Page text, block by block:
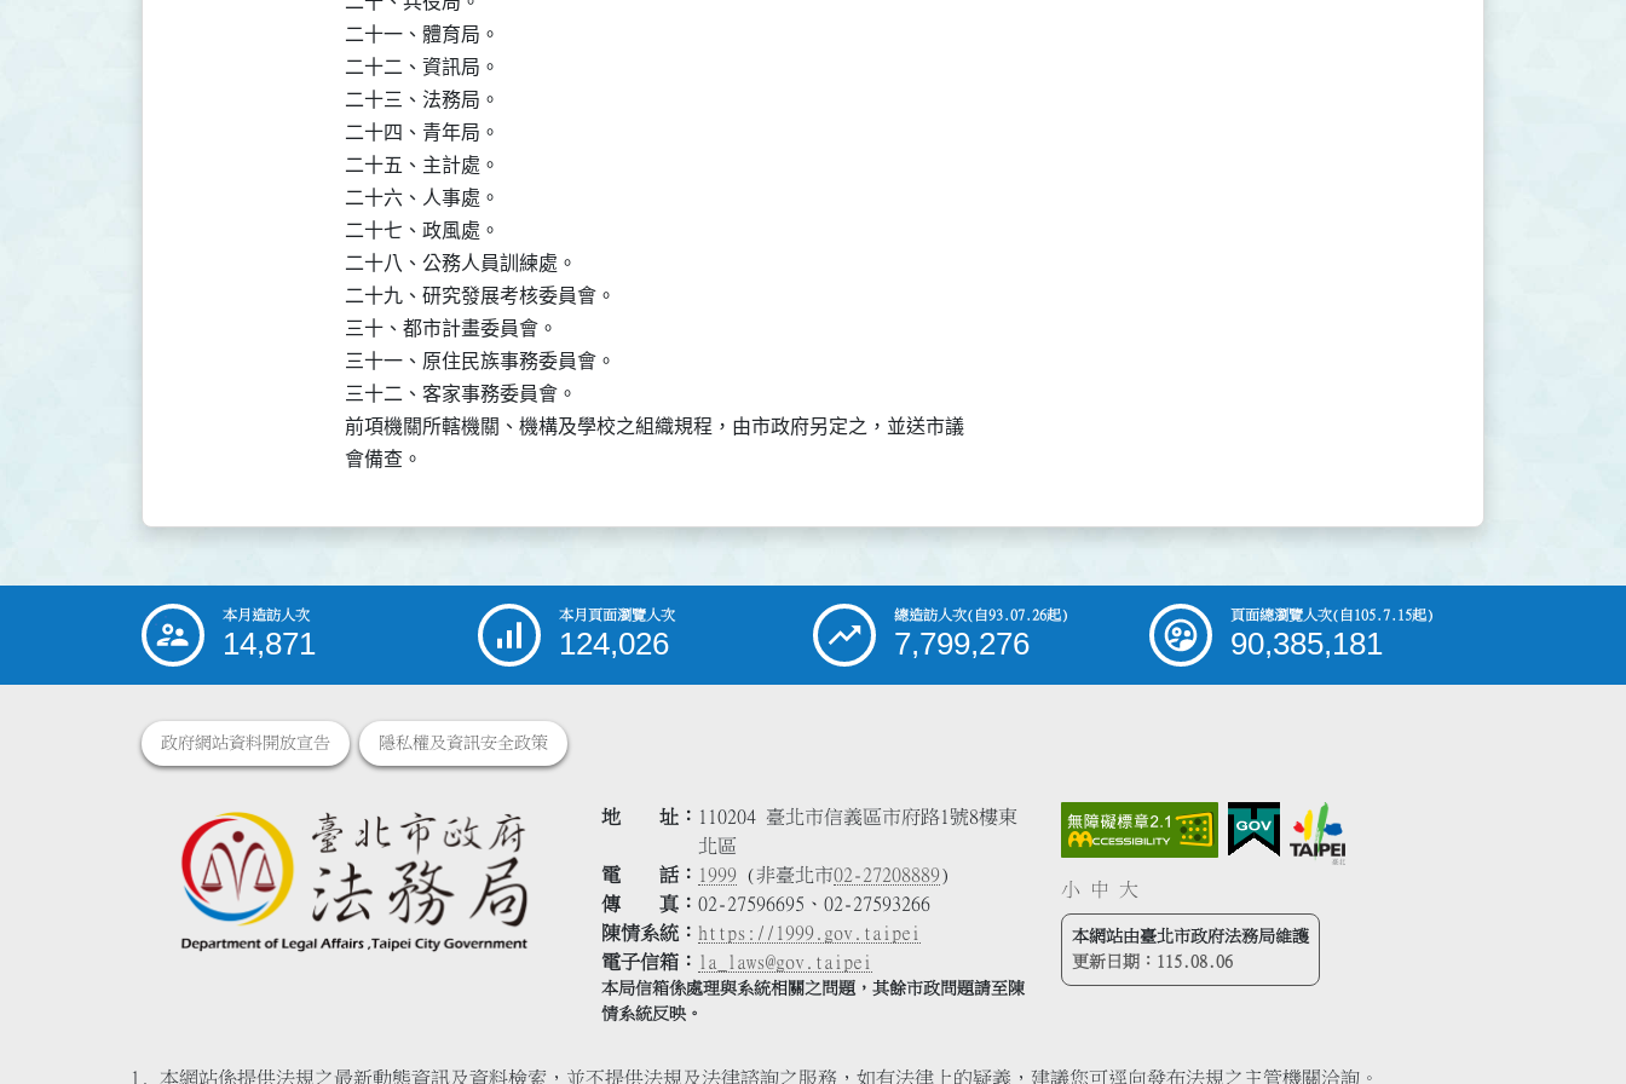
二十一、體育局。
二十二、資訊局。
二十三、法務局。
二十四、青年局。
二十五、主計處。
二十六、人事處。
二十七、政風處。
二十八、公務人員訓練處。
二十九、研究發展考核委員會。
三十、都市計畫委員會。
三十一、原住民族事務委員會。
三十二、客家事務委員會。
前項機關所轄機關、機構及學校之組織規程，由市政府另定之，並送市議
會備查。
::: 本月造訪人次
14,871
本月頁面瀏覽人次
124,026
總造訪人次(自93.07.26起)
7,799,276
頁面總瀏覽人次(自105.7.15起)
90,385,181
政府網站資料開放宣告 隱私權及資訊安全政策
地 址
110204 臺北市信義區市府路1號8樓東
北區
電 話
1999 (非臺北市02-27208889)
傳 真
02-27596695、02-27593266
陳情系統
https://1999.gov.taipei
電子信箱
la_laws@gov.taipei
本局信箱係處理與系統相關之問題，其餘市政問題請至陳
情系統反映。
小 中 大
本網站由臺北市政府法務局維護
更新日期： 115.08.06
本網站係提供法規之最新動態資訊及資料檢索，並不提供法規及法律諮詢之服務，如有法律上的疑義，建議您可逕向發布法規之主管機關洽詢。